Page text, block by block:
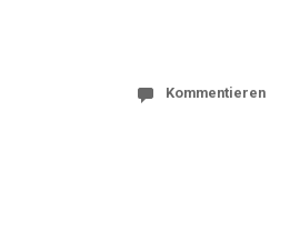
Kommentieren